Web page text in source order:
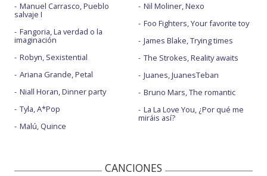
Manuel Carrasco, Pueblo
salvaje I
Fangoria, La verdad o la
imaginación
Robyn, Sexistential
Ariana Grande, Petal
Niall Horan, Dinner party
Tyla, A*Pop
Malú, Quince
Nil Moliner, Nexo
Foo Fighters, Your favorite toy
James Blake, Trying times
The Strokes, Reality awaits
Juanes, JuanesTeban
Bruno Mars, The romantic
La La Love You, ¿Por qué me
miráis así?
CANCIONES